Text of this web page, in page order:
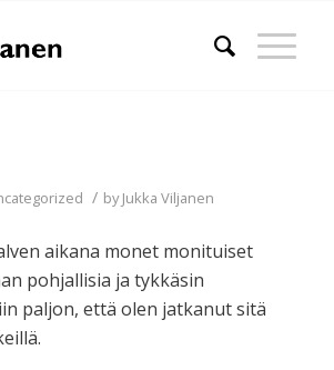
/ byJukka Viljanen
aikana monet monituiset
pohjallisia ja tykkäsin
paljon, että olen jatkanut sitä